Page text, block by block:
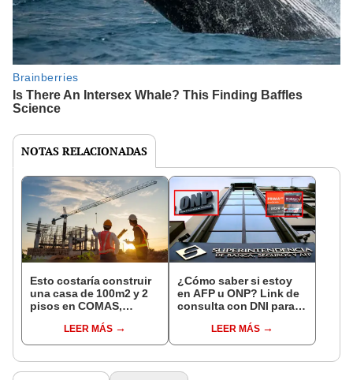
NOTAS RELACIONADAS
Esto costaría construir
una casa de 100m2 y 2
pisos en COMAS,
distritos de LIMA
NORTE
LEER MÁS
¿Cómo saber si estoy
en AFP u ONP? Link de
consulta con DNI para
pensiones estás
LEER MÁS